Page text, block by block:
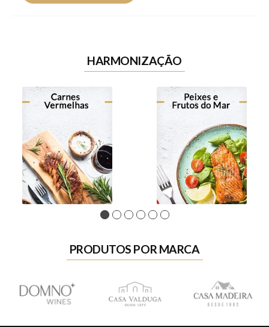
HARMONIZAÇÃO
1 2 3 4 5 6
PRODUTOS POR MARCA